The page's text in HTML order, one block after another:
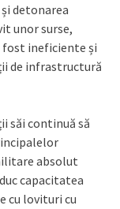
detonarea
unor surse,
fost ineficiente și
de infrastructură
săi continuă să
absolut
capacitatea
cu lovituri cu